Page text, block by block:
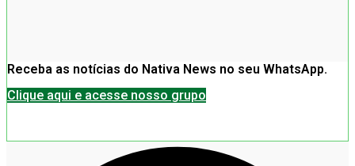
Receba as notícias do Nativa News no seu WhatsApp.
Clique aqui e acesse nosso grupo